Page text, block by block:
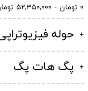
۰ تومان - ۵۲,۳۵۰,۰۰۰ تومان
حوله
پگ هات پگ